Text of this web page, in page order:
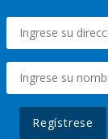
Regístrese